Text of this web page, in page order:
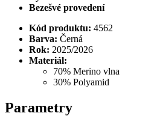
Bezešvé provedení
Kód produktu: 4562
Barva: Černá
Rok: 2025/2026
Materiál:
70% Merino vlna
30% Polyamid
Parametry